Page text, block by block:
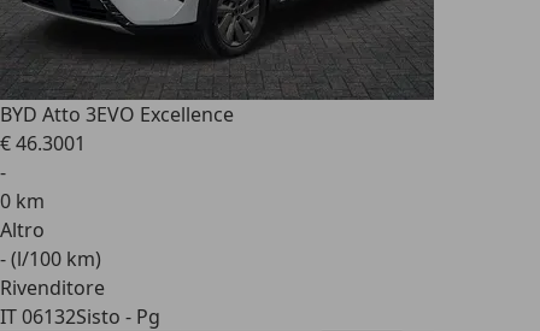
BYD Atto 3EVO Excellence
€ 46.3001
-
0 km
Altro
- (l/100 km)
Rivenditore
IT 06132Sisto - Pg